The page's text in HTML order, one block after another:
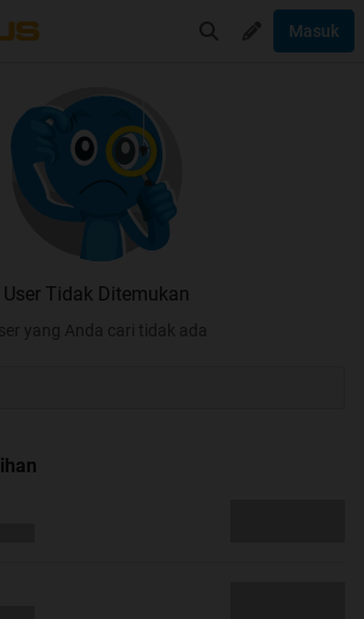
Masuk
User Tidak Ditemukan
yang Anda cari tidak ada